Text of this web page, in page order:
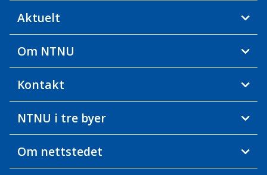
Aktuelt
Om NTNU
Kontakt
NTNU i tre byer
Om nettstedet